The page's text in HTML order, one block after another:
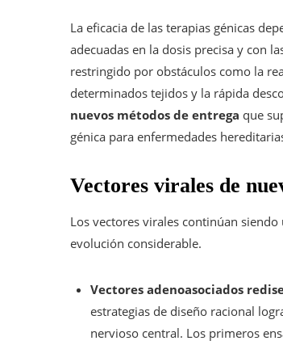
La eficacia de las terapias génicas
adecuadas en la dosis precisa y con
restringido por obstáculos como la
determinados tejidos y la rápida
nuevos métodos de entrega que
génica para enfermedades
Vectores virales de
Los vectores virales continúan
evolución considerable.
Vectores adenoasociados
estrategias de diseño racional
nervioso central. Los primeros